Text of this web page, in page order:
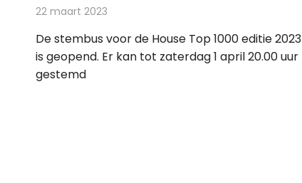
22 maart 2023
De stembus voor de House Top 1000 editie 2023
is geopend. Er kan tot zaterdag 1 april 20.00 uur
gestemd